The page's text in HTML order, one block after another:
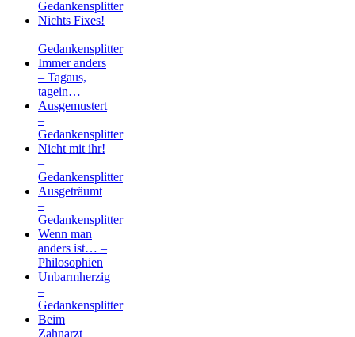
Gedankensplitter
Nichts Fixes!
–
Gedankensplitter
Immer anders
– Tagaus,
tagein…
Ausgemustert
–
Gedankensplitter
Nicht mit ihr!
–
Gedankensplitter
Ausgeträumt
–
Gedankensplitter
Wenn man
anders ist… –
Philosophien
Unbarmherzig
–
Gedankensplitter
Beim
Zahnarzt –